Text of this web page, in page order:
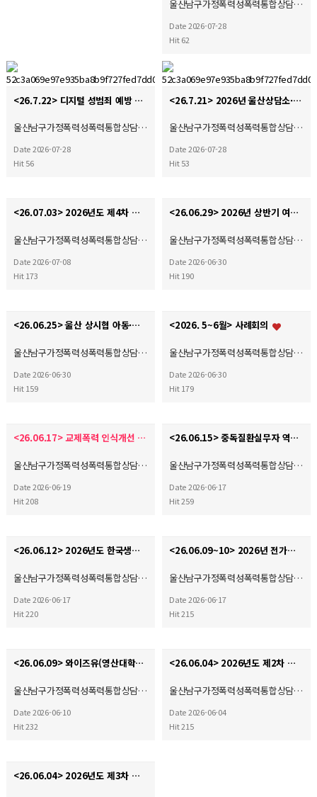
울산남구가정폭력성폭력통합상담…
Date 2026-07-28
Hit 62
<26.7.22> 디지털 성범죄 예방 캠페인
울산남구가정폭력성폭력통합상담…
Date 2026-07-28
Hit 56
<26.7.21> 2026년 울산상담소·시설협의회 제4차 운영위원회 및 간담회 참석
울산남구가정폭력성폭력통합상담…
Date 2026-07-28
Hit 53
<26.07.03> 2026년도 제4차 사회복지현장실습 종결식
울산남구가정폭력성폭력통합상담…
Date 2026-07-08
Hit 173
<26.06.29> 2026년 상반기 여성폭력 예방 및 홍보 캠페인
울산남구가정폭력성폭력통합상담…
Date 2026-06-30
Hit 190
<26.06.25> 울산 상시협 아동·여성폭력예방캠페인
울산남구가정폭력성폭력통합상담…
Date 2026-06-30
Hit 159
<2026. 5~6월> 사례회의
울산남구가정폭력성폭력통합상담…
Date 2026-06-30
Hit 179
<26.06.17> 교제폭력 인식개선 및 예방 캠페인(자체)
울산남구가정폭력성폭력통합상담…
Date 2026-06-19
Hit 208
<26.06.15> 중독질환실무자 역량강화교육
울산남구가정폭력성폭력통합상담…
Date 2026-06-17
Hit 259
<26.06.12> 2026년도 한국생명의전화연맹 정기총회
울산남구가정폭력성폭력통합상담…
Date 2026-06-17
Hit 220
<26.06.09~10> 2026년 전가협 시설장 회의 & 워크숍
울산남구가정폭력성폭력통합상담…
Date 2026-06-17
Hit 215
<26.06.09> 와이즈유(영산대학교) 부울경 사회복지·평생교육 기관 협회 2026학년도 산학협력 협약체결…
울산남구가정폭력성폭력통합상담…
Date 2026-06-10
Hit 232
<26.06.04> 2026년도 제2차 운영위원회
울산남구가정폭력성폭력통합상담…
Date 2026-06-04
Hit 215
<26.06.04> 2026년도 제3차 사회복지현장실습 종결식